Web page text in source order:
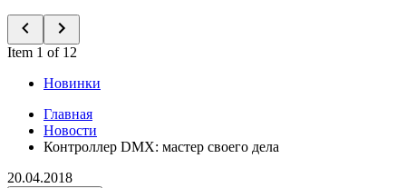
Item 1 of 12
Новинки
Главная
Новости
Контроллер DMX: мастер своего дела
20.04.2018